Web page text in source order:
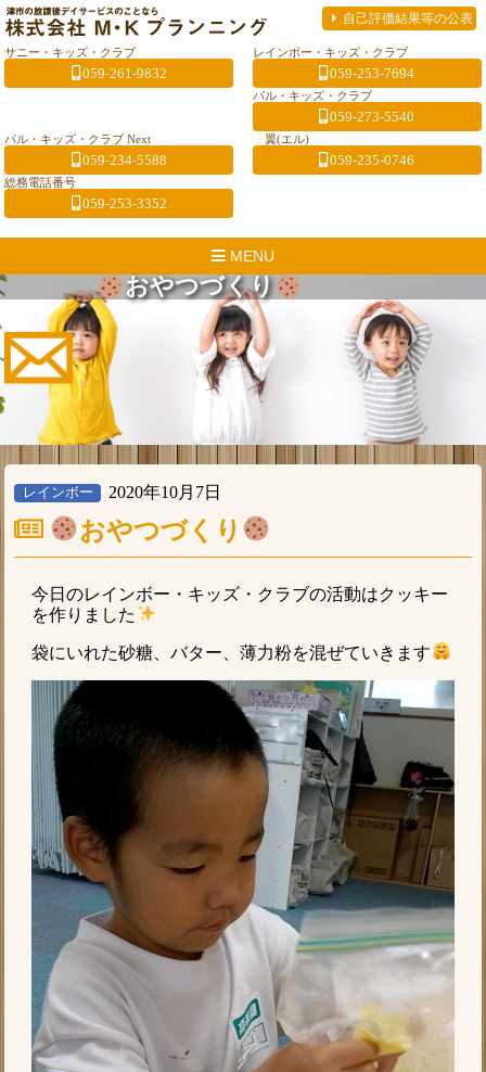
自己評価結果等の公表
サニー・キッズ・クラブ
059-261-9832
レインボー・キッズ・クラブ
059-253-7694
パル・キッズ・クラブ
059-273-5540
パル・キッズ・クラブ Next
059-234-5588
翼(エル)
059-235-0746
総務電話番号
059-253-3352
MENU
おやつづくり
レインボー 2020年10月7日
おやつづくり
今日のレインボー・キッズ・クラブの活動はクッキー
を作りました
袋にいれた砂糖、バター、薄力粉を混ぜていきます